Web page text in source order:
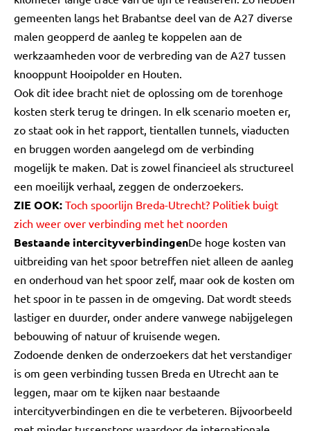
gemeenten langs het Brabantse deel van de A27 diverse
malen geopperd de aanleg te koppelen aan de
werkzaamheden voor de verbreding van de A27 tussen
knooppunt Hooipolder en Houten.
Ook dit idee bracht niet de oplossing om de torenhoge
kosten sterk terug te dringen. In elk scenario moeten er,
zo staat ook in het rapport, tientallen tunnels, viaducten
en bruggen worden aangelegd om de verbinding
mogelijk te maken. Dat is zowel financieel als structureel
een moeilijk verhaal, zeggen de onderzoekers.
ZIE OOK: Toch spoorlijn Breda-Utrecht? Politiek buigt
zich weer over verbinding met het noorden
Bestaande intercityverbindingenDe hoge kosten van
uitbreiding van het spoor betreffen niet alleen de aanleg
en onderhoud van het spoor zelf, maar ook de kosten om
het spoor in te passen in de omgeving. Dat wordt steeds
lastiger en duurder, onder andere vanwege nabijgelegen
bebouwing of natuur of kruisende wegen.
Zodoende denken de onderzoekers dat het verstandiger
is om geen verbinding tussen Breda en Utrecht aan te
leggen, maar om te kijken naar bestaande
intercityverbindingen en die te verbeteren. Bijvoorbeeld